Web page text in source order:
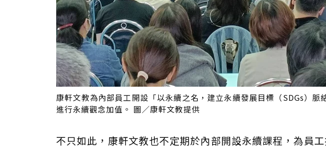
康軒文教為內部員工開設「以永續之名，建立永續發展目標（SDGs）
進行永續觀念加值。 圖／康軒文教提供
不只如此，康軒文教也不定期於內部開設永續課程，為員